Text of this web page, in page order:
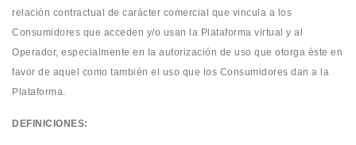
relación contractual de carácter comercial que vincula a los
Consumidores que acceden y/o usan la Plataforma virtual y al
Operador, especialmente en la autorización de uso que otorga éste en
favor de aquel como también el uso que los Consumidores dan a la
Plataforma.
DEFINICIONES: